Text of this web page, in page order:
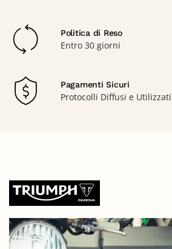
Politica di Reso
Entro 30 giorni
Pagamenti Sicuri
Protocolli Diffusi e Utilizzati